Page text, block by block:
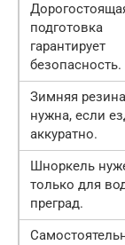
подготовка
гарантирует
безопасность.
Зимняя
нужна, если
аккуратно.
Шноркель
только для
преград.